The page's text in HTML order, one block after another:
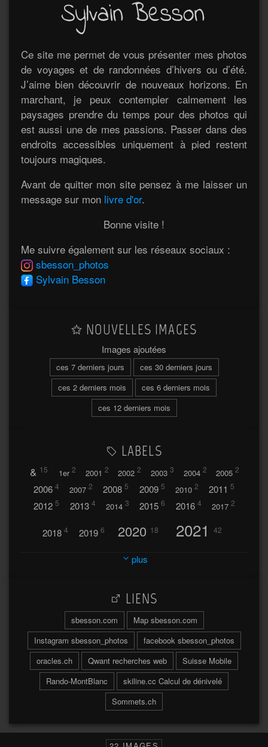
Ce site me permet de vous présenter mes photos
de voyages et de randonnées d’hivers ou d’été.
J’aime bien découvrir de nouveaux horizons. En
marchant, je peux contempler calmement les
paysages prendre du temps pour des photos qui
est aussi une de mes passions. Passer dans des
endroits accessibles uniquement à pied restent
toujours magiques.
Avant de quitter mon site pensez à me laisser un
message sur mon livre d'or.
Bonne visite !
Me suivre également sur les réseaux sociaux :
sbesson_photos
Sylvain Besson
NOUVELLES IMAGES
Images ajoutées
ces 7 derniers jours
ces 30 derniers jours
ces 2 derniers mois
ces 6 derniers mois
ces 12 derniers mois
LABELS
& 15 1er 2 2001 2 2002 2 2003 3 2004 2 2005 2
2006 4 2007 2 2008 5 2009 5 2010 2 2011 5
2012 5 2013 4 2014 3 2015 6 2016 4 2017 2
2018 4 2019 6 2020 18 2021 42
2023 32
2026
A travers l'hublot 17 Abländschen 3
Açores 2004 64 Adelboden 2
Adonis 6
Afrique du Sud 2019
2 Albrunpass
plus
LIENS
sbesson.com
Map sbesson.com
Instagram sbesson_photos
facebook sbesson_photos
oracles.ch
Qwant recherches web
Suisse Mobile
Rando-MontBlanc
skiline.cc Calcul de dénivelé
Sommets.ch